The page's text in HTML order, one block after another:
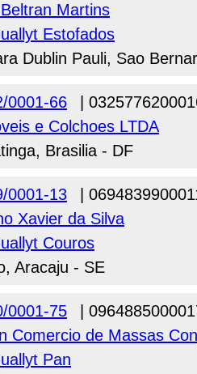
Martins
Estofados
Dublin Pauli, Sao
0001-66
|
e Colchoes LTDA
Brasilia - DF
0001-13
|
Xavier da Silva
Couros
Aracaju - SE
0001-75
|
Comercio de Massas
Pan